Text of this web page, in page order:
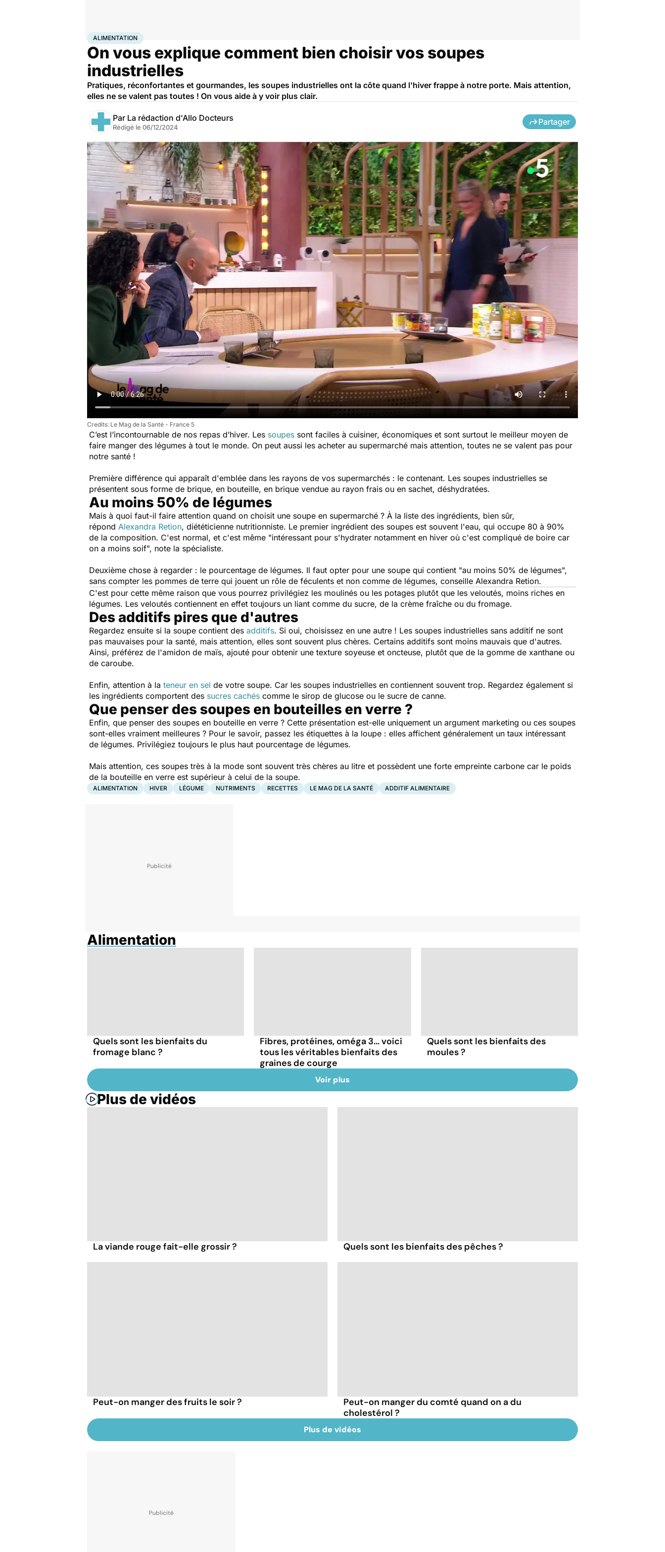
AccueilBien-êtreNutrition
ALIMENTATION
On vous explique comment bien choisir vos soupes
industrielles
Pratiques, réconfortantes et gourmandes, les soupes industrielles ont la côte quand l'hiver frappe à notre porte. Mais attention,
elles ne se valent pas toutes ! On vous aide à y voir plus clair.
Par La rédaction d'Allo Docteurs
Rédigé le 06/12/2024
Partager
Le Mag de la Santé - France 5
C’est l’incontournable de nos repas d’hiver. Les soupes sont faciles à cuisiner, économiques et sont surtout le meilleur moyen de
faire manger des légumes à tout le monde. On peut aussi les acheter au supermarché mais attention, toutes ne se valent pas pour
notre santé !
Première différence qui apparaît d'emblée dans les rayons de vos supermarchés : le contenant. Les soupes industrielles se
présentent sous forme de brique, en bouteille, en brique vendue au rayon frais ou en sachet, déshydratées.
Au moins 50% de légumes
Mais à quoi faut-il faire attention quand on choisit une soupe en supermarché ? À la liste des ingrédients, bien sûr,
répond Alexandra Retion, diététicienne nutritionniste. Le premier ingrédient des soupes est souvent l'eau, qui occupe 80 à 90%
de la composition. C'est normal, et c'est même "intéressant pour s'hydrater notamment en hiver où c'est compliqué de boire car
on a moins soif", note la spécialiste.
Deuxième chose à regarder : le pourcentage de légumes. Il faut opter pour une soupe qui contient "au moins 50% de légumes",
sans compter les pommes de terre qui jouent un rôle de féculents et non comme de légumes, conseille Alexandra Retion.
C'est pour cette même raison que vous pourrez privilégiez les moulinés ou les potages plutôt que les veloutés, moins riches en
légumes. Les veloutés contiennent en effet toujours un liant comme du sucre, de la crème fraîche ou du fromage.
Des additifs pires que d'autres
Regardez ensuite si la soupe contient des additifs. Si oui, choisissez en une autre ! Les soupes industrielles sans additif ne sont
pas mauvaises pour la santé, mais attention, elles sont souvent plus chères. Certains additifs sont moins mauvais que d'autres.
Ainsi, préférez de l'amidon de maïs, ajouté pour obtenir une texture soyeuse et oncteuse, plutôt que de la gomme de xanthane ou
de caroube.
Enfin, attention à la teneur en sel de votre soupe. Car les soupes industrielles en contiennent souvent trop. Regardez également si
les ingrédients comportent des sucres cachés comme le sirop de glucose ou le sucre de canne.
Que penser des soupes en bouteilles en verre ?
Enfin, que penser des soupes en bouteille en verre ? Cette présentation est-elle uniquement un argument marketing ou ces soupes
sont-elles vraiment meilleures ? Pour le savoir, passez les étiquettes à la loupe : elles affichent généralement un taux intéressant
de légumes. Privilégiez toujours le plus haut pourcentage de légumes.
Mais attention, ces soupes très à la mode sont souvent très chères au litre et possèdent une forte empreinte carbone car le poids
de la bouteille en verre est supérieur à celui de la soupe.
ALIMENTATION HIVER LÉGUME NUTRIMENTS RECETTES LE MAG DE LA SANTÉ ADDITIF ALIMENTAIRE
Alimentation
Quels sont les bienfaits du
fromage blanc ?
Fibres, protéines, oméga 3... voici
tous les véritables bienfaits des
graines de courge
Quels sont les bienfaits des
moules ?
Voir plus
Plus de vidéos
La viande rouge fait-elle grossir ? Quels sont les bienfaits des pêches ?
Peut-on manger des fruits le soir ?
Peut-on manger du comté quand on a du
cholestérol ?
Plus de vidéos